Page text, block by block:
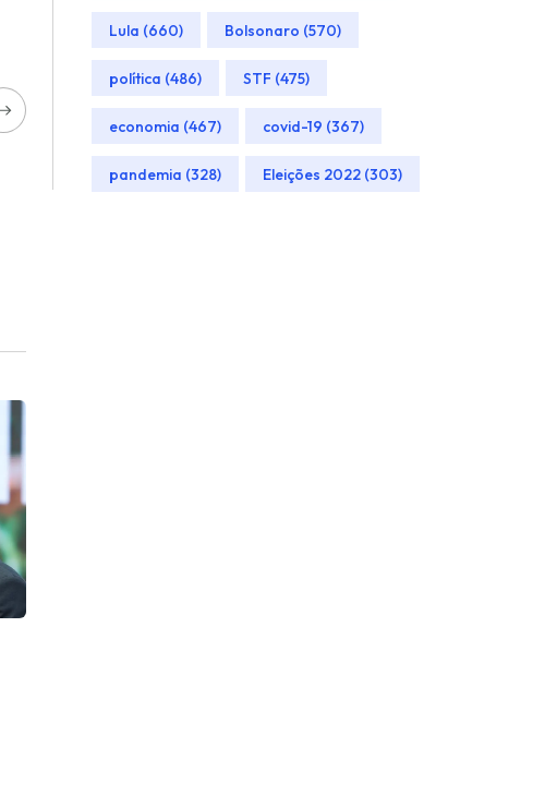
Lula (660) Bolsonaro (570)
política (486) STF (475)
economia (467) covid-19 (367)
pandemia (328) Eleições 2022 (303)